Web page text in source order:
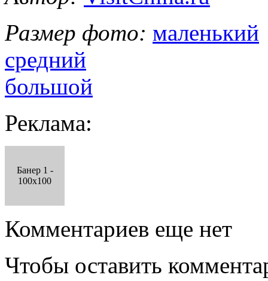
Размер фото: маленький
средний
большой
Реклама:
Банер 1 -
100x100
Комментариев еще нет
Чтобы оставить